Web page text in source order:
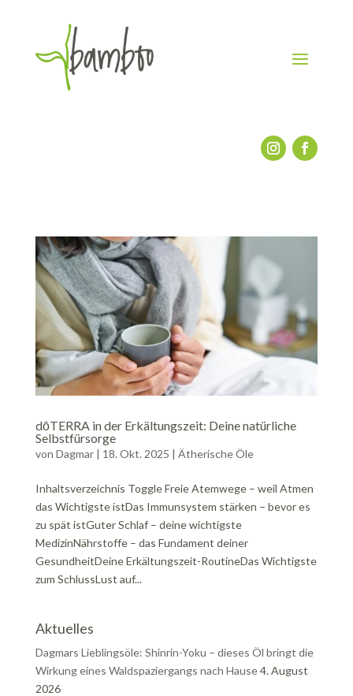
dōTERRA in der Erkältungszeit: Deine natürliche
Selbstfürsorge
von Dagmar| 18. Okt. 2025 | Ätherische Öle
Inhaltsverzeichnis Toggle Freie Atemwege – weil Atmen
das Wichtigste istDas Immunsystem stärken – bevor es
zu spät istGuter Schlaf – deine wichtigste
MedizinNährstoffe – das Fundament deiner
GesundheitDeine Erkältungszeit-RoutineDas Wichtigste
zum SchlussLust auf...
Aktuelles
Dagmars Lieblingsöle: Shinrin-Yoku – dieses Öl bringt die
Wirkung eines Waldspaziergangs nach Hause4. August
2026